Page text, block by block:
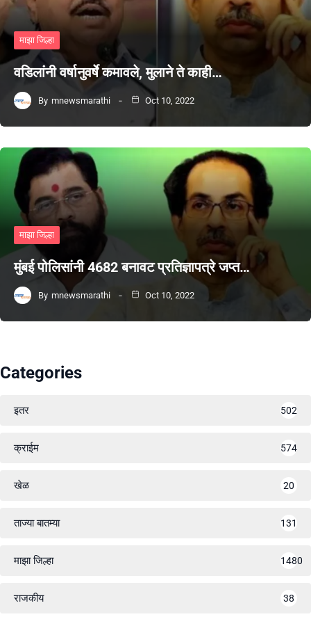
माझा जिल्हा
वडिलांनी वर्षानुवर्षे कमावले, मुलाने ते काही…
By mnewsmarathi Oct 10, 2022
माझा जिल्हा
मुंबई पोलिसांनी 4682 बनावट प्रतिज्ञापत्रे जप्त…
By mnewsmarathi Oct 10, 2022
Categories
इतर 502
क्राईम 574
खेळ 20
ताज्या बातम्या 131
माझा जिल्हा 1480
राजकीय 38